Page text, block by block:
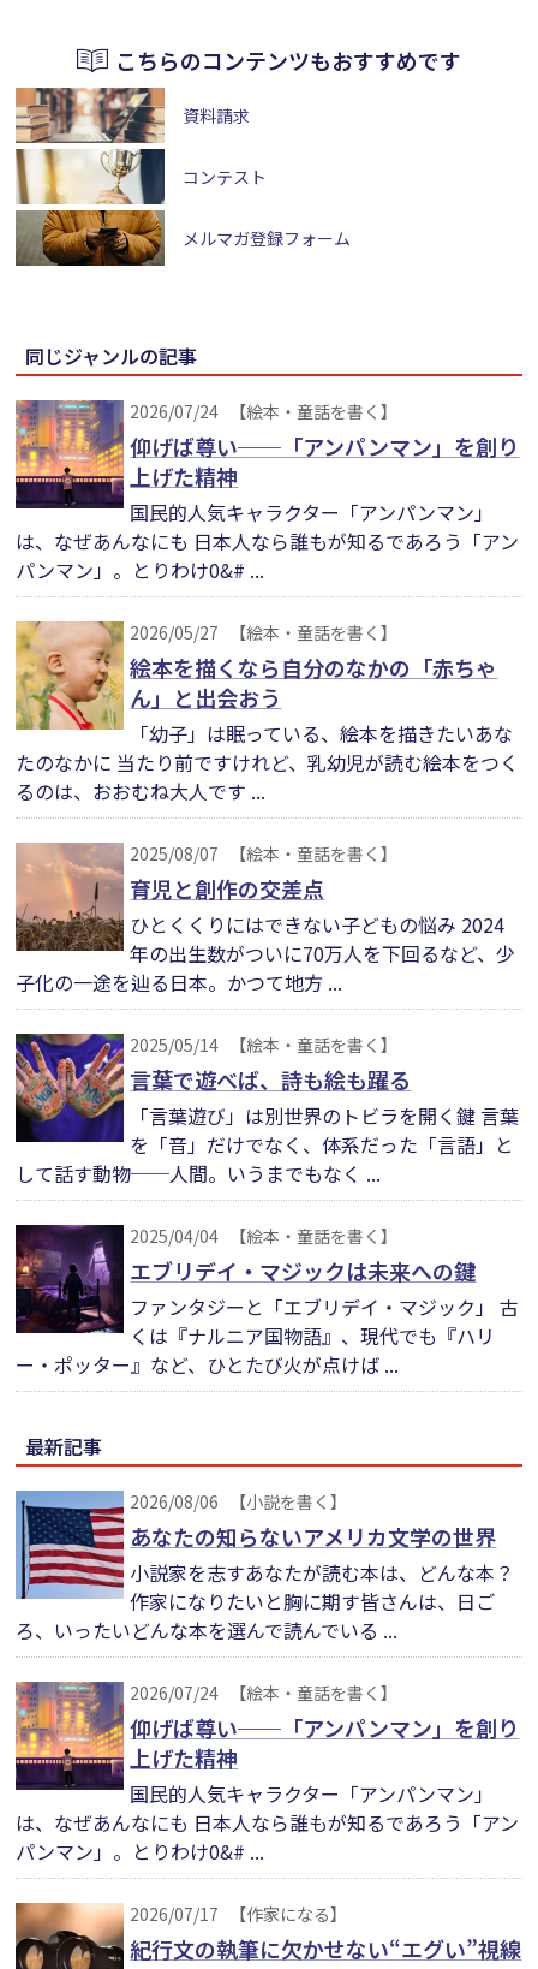
こちらのコンテンツもおすすめです
資料請求
コンテスト
メルマガ登録フォーム
同じジャンルの記事
2026/07/24 【絵本・童話を書く】
仰げば尊い──「アンパンマン」を創り
上げた精神
国民的人気キャラクター「アンパンマン」
は、なぜあんなにも 日本人なら誰もが知るであろう「アン
パンマン」。とりわけ0&# ...
2026/05/27 【絵本・童話を書く】
絵本を描くなら自分のなかの「赤ちゃ
ん」と出会おう
「幼子」は眠っている、絵本を描きたいあな
たのなかに 当たり前ですけれど、乳幼児が読む絵本をつく
るのは、おおむね大人です ...
2025/08/07 【絵本・童話を書く】
育児と創作の交差点
ひとくくりにはできない子どもの悩み 2024
年の出生数がついに70万人を下回るなど、少
子化の一途を辿る日本。かつて地方 ...
2025/05/14 【絵本・童話を書く】
言葉で遊べば、詩も絵も躍る
「言葉遊び」は別世界のトビラを開く鍵 言葉
を「音」だけでなく、体系だった「言語」と
して話す動物──人間。いうまでもなく ...
2025/04/04 【絵本・童話を書く】
エブリデイ・マジックは未来への鍵
ファンタジーと「エブリデイ・マジック」 古
くは『ナルニア国物語』、現代でも『ハリ
ー・ポッター』など、ひとたび火が点けば ...
最新記事
2026/08/06 【小説を書く】
あなたの知らないアメリカ文学の世界
小説家を志すあなたが読む本は、どんな本？
作家になりたいと胸に期す皆さんは、日ご
ろ、いったいどんな本を選んで読んでいる ...
2026/07/24 【絵本・童話を書く】
仰げば尊い──「アンパンマン」を創り
上げた精神
国民的人気キャラクター「アンパンマン」
は、なぜあんなにも 日本人なら誰もが知るであろう「アン
パンマン」。とりわけ0&# ...
2026/07/17 【作家になる】
紀行文の執筆に欠かせない“エグい”視線